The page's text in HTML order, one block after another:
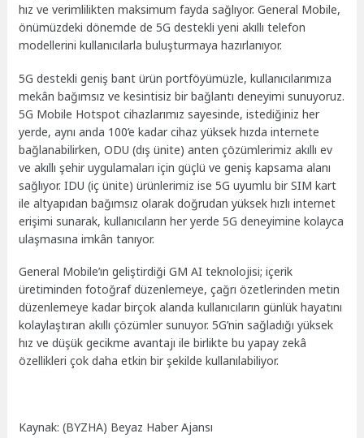
hız ve verimlilikten maksimum fayda sağlıyor. General Mobile,
önümüzdeki dönemde de 5G destekli yeni akıllı telefon
modellerini kullanıcılarla buluşturmaya hazırlanıyor.
5G destekli geniş bant ürün portföyümüzle, kullanıcılarımıza
mekân bağımsız ve kesintisiz bir bağlantı deneyimi sunuyoruz.
5G Mobile Hotspot cihazlarımız sayesinde, istediğiniz her
yerde, aynı anda 100’e kadar cihaz yüksek hızda internete
bağlanabilirken, ODU (dış ünite) anten çözümlerimiz akıllı ev
ve akıllı şehir uygulamaları için güçlü ve geniş kapsama alanı
sağlıyor. IDU (iç ünite) ürünlerimiz ise 5G uyumlu bir SIM kart
ile altyapıdan bağımsız olarak doğrudan yüksek hızlı internet
erişimi sunarak, kullanıcıların her yerde 5G deneyimine kolayca
ulaşmasına imkân tanıyor.
General Mobile’ın geliştirdiği GM AI teknolojisi; içerik
üretiminden fotoğraf düzenlemeye, çağrı özetlerinden metin
düzenlemeye kadar birçok alanda kullanıcıların günlük hayatını
kolaylaştıran akıllı çözümler sunuyor. 5G’nin sağladığı yüksek
hız ve düşük gecikme avantajı ile birlikte bu yapay zekâ
özellikleri çok daha etkin bir şekilde kullanılabiliyor.
Kaynak: (BYZHA) Beyaz Haber Ajansı